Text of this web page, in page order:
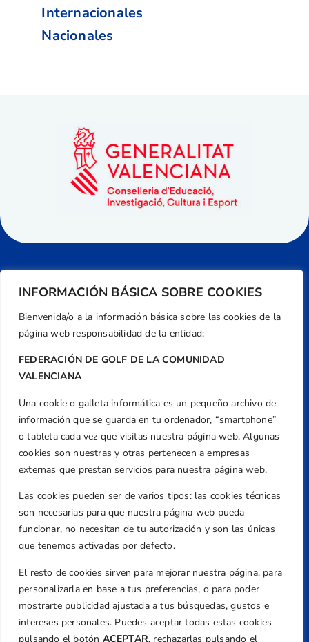
INFORMACIÓN BÁSICA SOBRE COOKIES
Bienvenida/o a la información básica sobre las cookies de la
página web responsabilidad de la entidad:
FEDERACIÓN DE GOLF DE LA COMUNIDAD
VALENCIANA
Una cookie o galleta informática es un pequeño archivo de
información que se guarda en tu ordenador, “smartphone”
o tableta cada vez que visitas nuestra página web. Algunas
cookies son nuestras y otras pertenecen a empresas
externas que prestan servicios para nuestra página web.
Las cookies pueden ser de varios tipos: las cookies técnicas
son necesarias para que nuestra página web pueda
funcionar, no necesitan de tu autorización y son las únicas
que tenemos activadas por defecto.
El resto de cookies sirven para mejorar nuestra página, para
personalizarla en base a tus preferencias, o para poder
mostrarte publicidad ajustada a tus búsquedas, gustos e
intereses personales. Puedes aceptar todas estas cookies
pulsando el botón ACEPTAR, rechazarlas pulsando el
Internacionales
Nacionales
Dirección
Centre de L´Esport, Carrer d'Isaac Peral i
Caballero, Nº 5, Despachos 2 y 3, 46980,
Valencia
+34 961 367 799
Email
federacion@golfcv.com
Aviso Legal
Política de Privacidad
Transparencia
Normativa